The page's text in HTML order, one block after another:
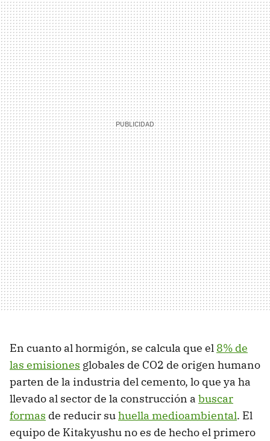
En cuanto al hormigón, se calcula que el 8% de
las emisiones globales de CO2 de origen humano
parten de la industria del cemento, lo que ya ha
llevado al sector de la construcción a buscar
formas de reducir suhuella medioambiental. El
equipo de Kitakyushu no es de hecho el primero